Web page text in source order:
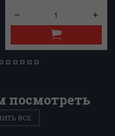
посмотреть
ВСЕ